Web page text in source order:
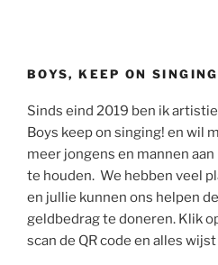
BOYS, KEEP ON
Sinds eind 2019 ben ik
Boys keep on singing! en wil
meer jongens en mannen
te houden. We hebben veel
en jullie kunnen ons helpen
geldbedrag te doneren. Klik
scan de QR code en alles